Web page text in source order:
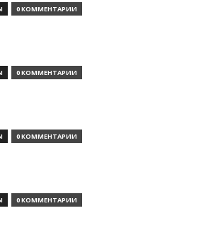
0 КОММЕНТАРИИ
0 КОММЕНТАРИИ
0 КОММЕНТАРИИ
0 КОММЕНТАРИИ